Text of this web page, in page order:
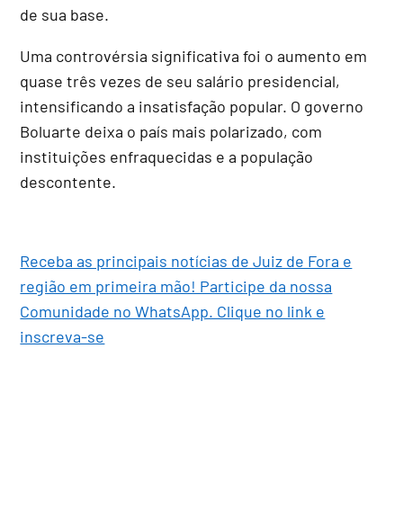
de sua base.
Uma controvérsia significativa foi o aumento em
quase três vezes de seu salário presidencial,
intensificando a insatisfação popular. O governo
Boluarte deixa o país mais polarizado, com
instituições enfraquecidas e a população
descontente.
Receba as principais notícias de Juiz de Fora e
região em primeira mão! Participe da nossa
Comunidade no WhatsApp. Clique no link e
inscreva-se